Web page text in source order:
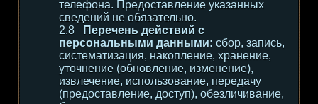
телефона. Предоставление указанных
сведений не обязательно.
Перечень действий с
персональными данными: сбор, запись,
систематизация, накопление, хранение,
уточнение (обновление, изменение),
извлечение, использование, передачу
(предоставление, доступ), обезличивание,